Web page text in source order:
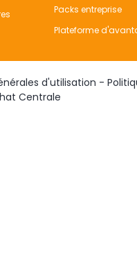
Packs entreprise
Plateforme
d'utilisation -
Centrale